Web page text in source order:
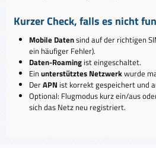
Kurzer Check, falls es nicht
Mobile Datensind auf der richtigen
ein häufiger Fehler).
Daten-Roamingist eingeschaltet.
Einunterstütztes Netzwerkwurde
DerAPN ist korrekt gespeichert und
Optional: Flugmodus kurz ein/aus
sich das Netz neu registriert.